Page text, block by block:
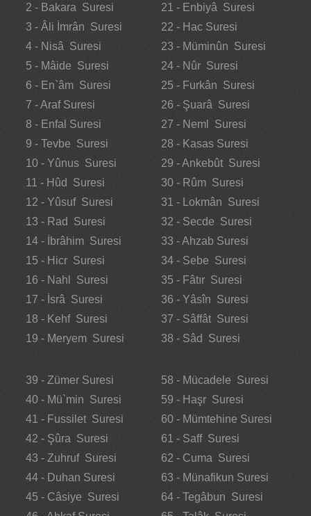
2 - Bakara Suresi
3 - Âli İmrân Suresi
4 - Nisâ Suresi
5 - Mâide Suresi
6 - En`âm Suresi
7 - Araf Suresi
8 - Enfal Suresi
9 - Tevbe Suresi
10 - Yûnus Suresi
11 - Hûd Suresi
12 - Yûsuf Suresi
13 - Rad Suresi
14 - İbrâhim Suresi
15 - Hicr Suresi
16 - Nahl Suresi
17 - İsrâ Suresi
18 - Kehf Suresi
19 - Meryem Suresi
21 - Enbiyâ Suresi
22 - Hac Suresi
23 - Müminûn Suresi
24 - Nûr Suresi
25 - Furkân Suresi
26 - Şuarâ Suresi
27 - Neml Suresi
28 - Kasas Suresi
29 - Ankebût Suresi
30 - Rûm Suresi
31 - Lokmân Suresi
32 - Secde Suresi
33 - Ahzab Suresi
34 - Sebe Suresi
35 - Fâtır Suresi
36 - Yâsîn Suresi
37 - Sâffât Suresi
38 - Sâd Suresi
39 - Zümer Suresi
40 - Mü`min Suresi
41 - Fussilet Suresi
42 - Şûra Suresi
43 - Zuhruf Suresi
44 - Duhan Suresi
45 - Câsiye Suresi
58 - Mücadele Suresi
59 - Haşr Suresi
60 - Mümtehine Suresi
61 - Saff Suresi
62 - Cuma Suresi
63 - Münafikun Suresi
64 - Tegâbun Suresi